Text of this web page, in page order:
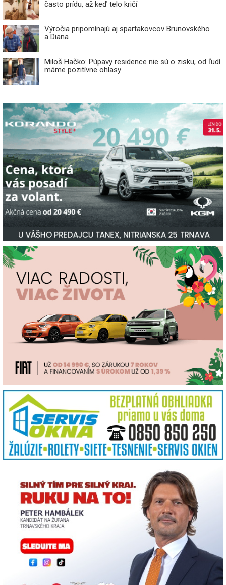
často prídu, až keď telo kričí
Výročia pripomínajú aj spartakovcov Brunovského
a Diana
Miloš Hačko: Púpavy residence nie sú o zisku, od ľudí
máme pozitívne ohlasy